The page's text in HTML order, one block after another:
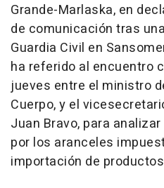
Grande-Marlaska, en
de comunicación tras
Guardia Civil en
ha referido al encuentro
jueves entre el ministro
Cuerpo, y el
Juan Bravo, para
por los aranceles
importación de